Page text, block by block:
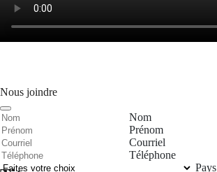
Nous joindre
Nom
Prénom
Courriel
Téléphone
Pays